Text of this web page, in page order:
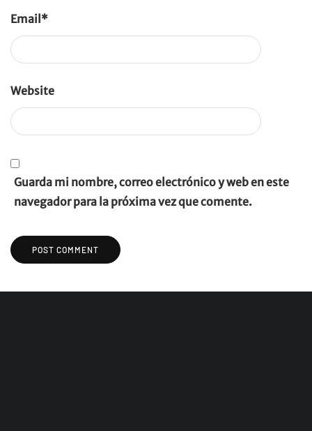
Email*
Website
Guarda mi nombre, correo electrónico y web en este
navegador para la próxima vez que comente.